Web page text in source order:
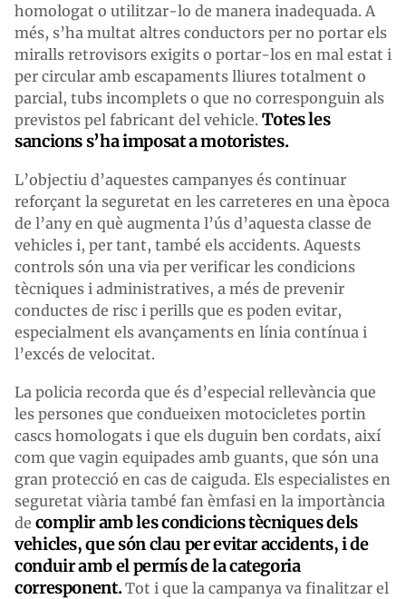
homologat o utilitzar-lo de manera inadequada. A
més, s’ha multat altres conductors per no portar els
miralls retrovisors exigits o portar-los en mal estat i
per circular amb escapaments lliures totalment o
parcial, tubs incomplets o que no corresponguin als
previstos pel fabricant del vehicle. Totes les
sancions s’ha imposat a motoristes.
L’objectiu d’aquestes campanyes és continuar
reforçant la seguretat en les carreteres en una època
de l’any en què augmenta l’ús d’aquesta classe de
vehicles i, per tant, també els accidents. Aquests
controls són una via per verificar les condicions
tècniques i administratives, a més de prevenir
conductes de risc i perills que es poden evitar,
especialment els avançaments en línia contínua i
l’excés de velocitat.
La policia recorda que és d’especial rellevància que
les persones que condueixen motocicletes portin
cascs homologats i que els duguin ben cordats, així
com que vagin equipades amb guants, que són una
gran protecció en cas de caiguda. Els especialistes en
seguretat viària també fan èmfasi en la importància
de complir amb les condicions tècniques dels
vehicles, que són clau per evitar accidents, i de
conduir amb el permís de la categoria
corresponent.Tot i que la campanya va finalitzar el